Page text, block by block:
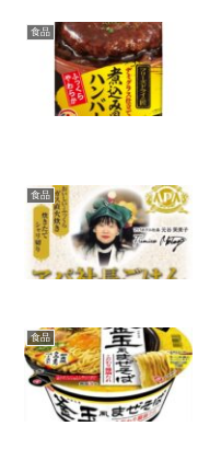
食品
食品
食品